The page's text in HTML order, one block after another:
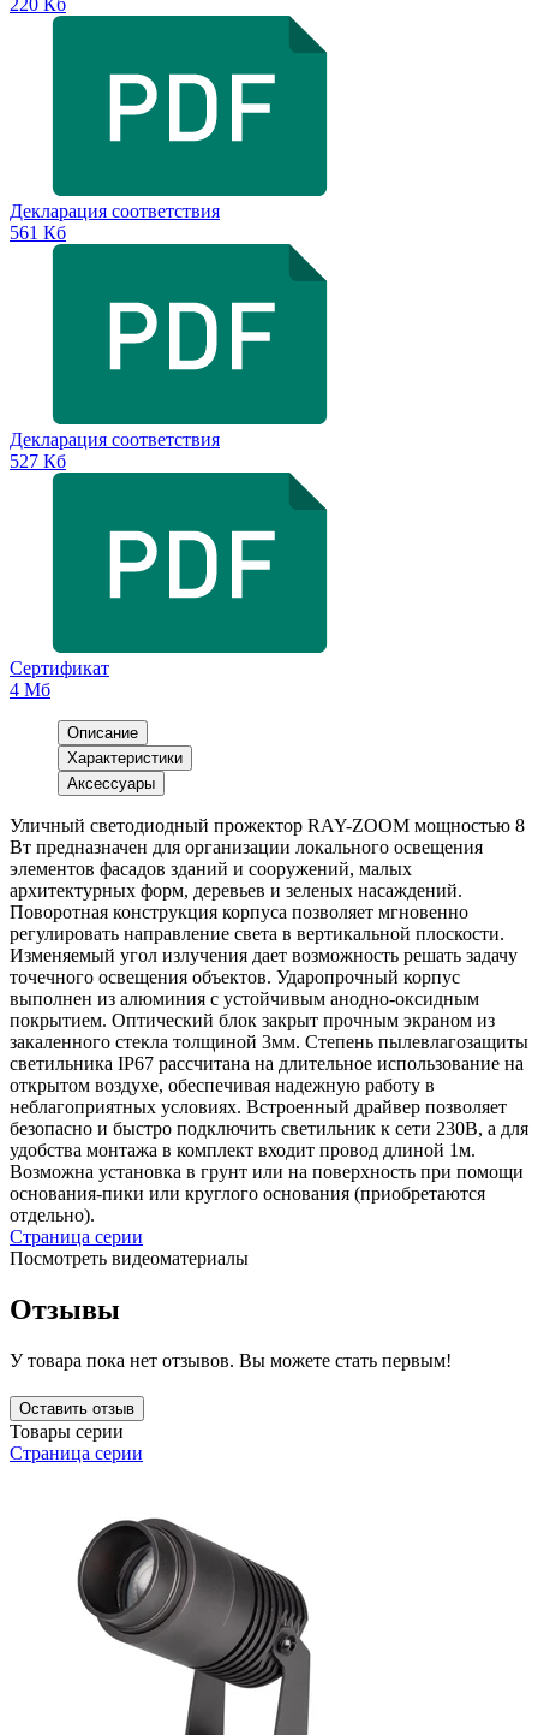
220 Кб
Декларация соответствия
561 Кб
Декларация соответствия
527 Кб
Сертификат
4 Мб
Описание
Характеристики
Аксессуары
Уличный светодиодный прожектор RAY-ZOOM мощностью 8
Вт предназначен для организации локального освещения
элементов фасадов зданий и сооружений, малых
архитектурных форм, деревьев и зеленых насаждений.
Поворотная конструкция корпуса позволяет мгновенно
регулировать направление света в вертикальной плоскости.
Изменяемый угол излучения дает возможность решать задачу
точечного освещения объектов. Ударопрочный корпус
выполнен из алюминия с устойчивым анодно-оксидным
покрытием. Оптический блок закрыт прочным экраном из
закаленного стекла толщиной 3мм. Степень пылевлагозащиты
светильника IP67 рассчитана на длительное использование на
открытом воздухе, обеспечивая надежную работу в
неблагоприятных условиях. Встроенный драйвер позволяет
безопасно и быстро подключить светильник к сети 230В, а для
удобства монтажа в комплект входит провод длиной 1м.
Возможна установка в грунт или на поверхность при помощи
основания-пики или круглого основания (приобретаются
отдельно).
Страница серии
Посмотреть видеоматериалы
Отзывы
У товара пока нет отзывов. Вы можете стать первым!
Оставить отзыв
Товары серии
Страница серии